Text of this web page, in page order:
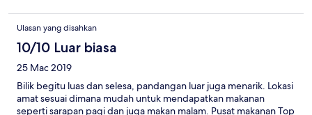
LAGI KEPUASAN PELANGGAN. PENJADUALAN JENIS
MAKANAN ATAU SET ATAU MENU BERBEZA SETIAP HARI
MUNGKIN AKAN MEMBERIKAN TARIKAN YANG LEBIH BAIK.
PENYELIA DAN ANGGOTA YANG BERTUGAS SUNGGUH
MESRA DAN AMAT SOPAN. "TERBAIK"
Ulasan yang disahkan
10/10 Luar biasa
25 Mac 2019
Bilik begitu luas dan selesa, pandangan luar juga menarik. Lokasi
amat sesuai dimana mudah untuk mendapatkan makanan
seperti sarapan pagi dan juga makan malam. Pusat makanan Top